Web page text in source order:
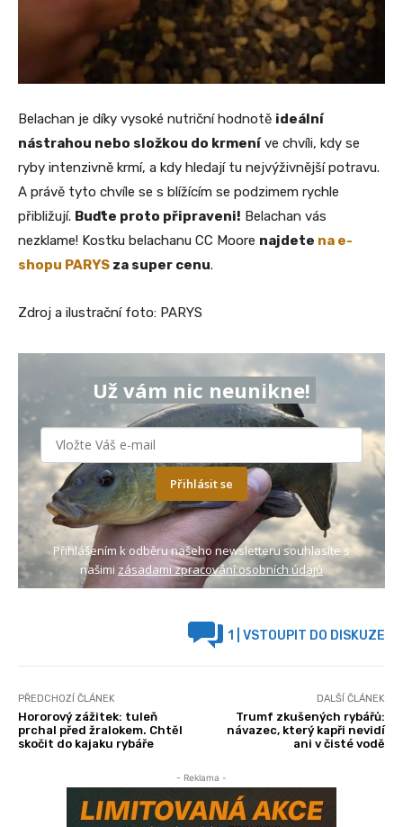
Belachan je díky vysoké nutriční hodnotě ideální
nástrahou nebo složkou do krmeníve chvíli, kdy se
ryby intenzivně krmí, a kdy hledají tu nejvýživnější potravu.
A právě tyto chvíle se s blížícím se podzimem rychle
přibližují. Buďte proto připraveni! Belachan vás
nezklame! Kostku belachanu CC Moore najdete na e-
shopu PARYS za super cenu.
Zdroj a ilustrační foto: PARYS
Už vám nic neunikne!
Přihlásit se
Přihlášením k odběru našeho newsletteru souhlasíte s
našimi zásadami zpracování osobních údajů
1 | VSTOUPIT DO DISKUZE
PŘEDCHOZÍ ČLÁNEK
Hororový zážitek: tuleň
prchal před žralokem. Chtěl
skočit do kajaku rybáře
DALŠÍ ČLÁNEK
Trumf zkušených rybářů:
návazec, který kapři nevidí
ani v čisté vodě
- Reklama -